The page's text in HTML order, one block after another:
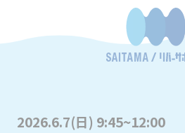
2026.6.7(日) 9:45~12:00